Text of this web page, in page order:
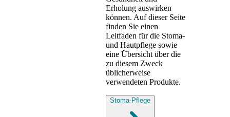
Erholung auswirken
können. Auf dieser Seite
finden Sie einen
Leitfaden für die Stoma-
und Hautpflege sowie
eine Übersicht über die
zu diesem Zweck
üblicherweise
verwendeten Produkte.
Stoma-Pflege